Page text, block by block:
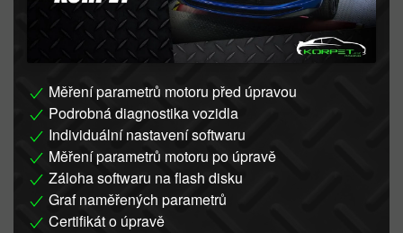
Měření parametrů motoru před úpravou
Podrobná diagnostika vozidla
Individuální nastavení softwaru
Měření parametrů motoru po úpravě
Záloha softwaru na flash disku
Graf naměřených parametrů
Certifikát o úpravě